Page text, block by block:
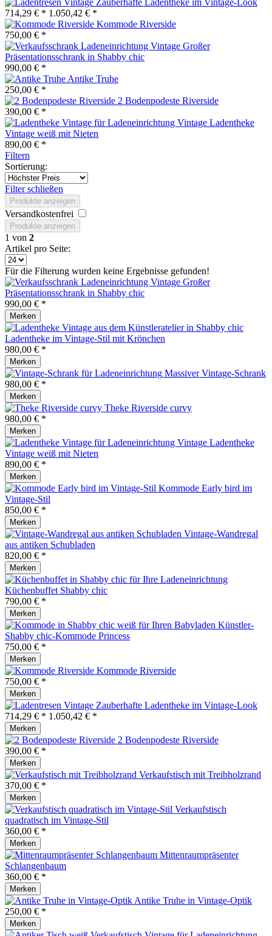
Zauberhafte Ladentheke im Vintage-Look
714,29 € * 1.050,42 € *
Kommode Riverside
750,00 € *
Großer
Präsentationsschrank in Shabby chic
990,00 € *
Antike Truhe
250,00 € *
2 Bodenpodeste Riverside
390,00 € *
Ladentheke
Vintage weiß mit Nieten
890,00 € *
Filtern
Sortierung:
Filter schließen
Produkte anzeigen
Versandkostenfrei
Produkte anzeigen
1 von 2
Artikel pro Seite:
Für die Filterung wurden keine Ergebnisse gefunden!
Großer
Präsentationsschrank in Shabby chic
990,00 € *
Merken
Ladentheke im Vintage-Stil mit Krönchen
980,00 € *
Merken
Massiver Vintage-Schrank
980,00 € *
Merken
Theke Riverside curvy
980,00 € *
Merken
Ladentheke
Vintage weiß mit Nieten
890,00 € *
Merken
Kommode Early bird im
Vintage-Stil
850,00 € *
Merken
Vintage-Wandregal
aus antiken Schubladen
820,00 € *
Merken
Küchenbuffet Shabby chic
790,00 € *
Merken
Künstler-
Shabby chic-Kommode Princess
750,00 € *
Merken
Kommode Riverside
750,00 € *
Merken
Zauberhafte Ladentheke im Vintage-Look
714,29 € * 1.050,42 € *
Merken
2 Bodenpodeste Riverside
390,00 € *
Merken
Verkaufstisch mit Treibholzrand
370,00 € *
Merken
Verkaufstisch
quadratisch im Vintage-Stil
360,00 € *
Merken
Mittenraumpräsenter
Schlangenbaum
360,00 € *
Merken
Antike Truhe in Vintage-Optik
250,00 € *
Merken